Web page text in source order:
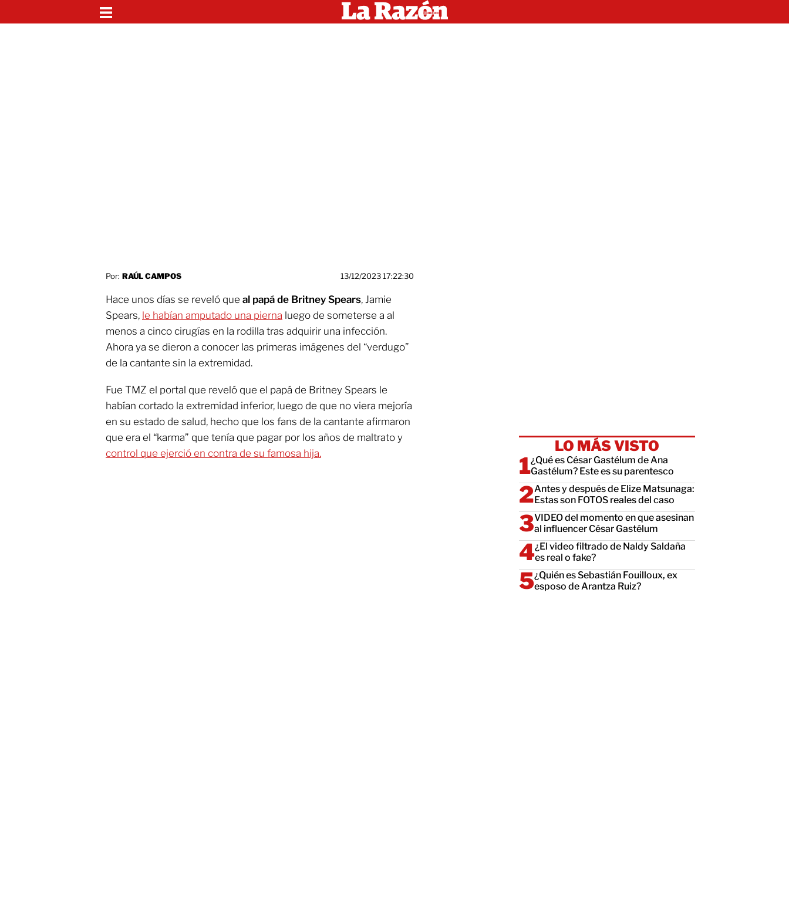
Por: RAÚL CAMPOS 13/12/2023 17:22:30
Hace unos días se reveló que al papá de Britney Spears, Jamie
Spears, le habían amputado una pierna luego de someterse a al
menos a cinco cirugías en la rodilla tras adquirir una infección.
Ahora ya se dieron a conocer las primeras imágenes del “verdugo”
de la cantante sin la extremidad.
Fue TMZ el portal que reveló que el papá de Britney Spears le
habían cortado la extremidad inferior, luego de que no viera mejoría
en su estado de salud, hecho que los fans de la cantante afirmaron
que era el “karma” que tenía que pagar por los años de maltrato y
control que ejerció en contra de su famosa hija.
LO MÁS VISTO
¿Qué es César Gastélum de Ana
Gastélum? Este es su parentesco
Antes y después de Elize Matsunaga:
Estas son FOTOS reales del caso
VIDEO del momento en que asesinan
al influencer César Gastélum
¿El video filtrado de Naldy Saldaña
es real o fake?
¿Quién es Sebastián Fouilloux, ex
esposo de Arantza Ruiz?